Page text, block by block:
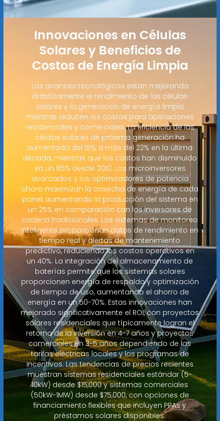
Innovaciones en Células
Solares y Beneficios de
Costos de Energía Limpia
Los avances tecnológicos están mejorando
drásticamente el rendimiento de las células
solares y la generación de energía limpia
mientras reducen los costos para aplicaciones
residenciales y comerciales. La eficiencia de las
células solares de próxima generación ha
aumentado del 15% a más del 22% en la última
década, mientras que los costos han disminuido
en un 85% desde 2010. Los microinversores
avanzados y los optimizadores de potencia
ahora maximizan la cosecha de energía de cada
panel, aumentando la producción del sistema en
un 25% en comparación con los inversores de
cadena tradicionales. Los sistemas de monitoreo
inteligente proporcionan datos de rendimiento en
tiempo real y alertas de mantenimiento
predictivo, reduciendo los costos operativos en
un 40%. La integración del almacenamiento de
baterías permite que los sistemas solares
proporcionen energía de respaldo y optimización
de tiempo de uso, aumentando el ahorro de
energía en un 50-70%. Estas innovaciones han
mejorado significativamente el ROI, con proyectos
solares residenciales que típicamente logran el
retorno de la inversión en 4-7 años y proyectos
comerciales en 3-5 años dependiendo de las
tarifas eléctricas locales y los programas de
incentivos. Las tendencias de precios recientes
muestran sistemas residenciales estándar (5-
10kW) desde $15,000 y sistemas comerciales
(50kW-1MW) desde $75,000, con opciones de
financiamiento flexibles que incluyen PPAs y
préstamos solares disponibles.